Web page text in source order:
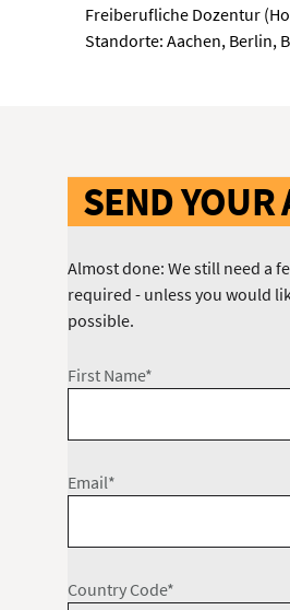
Freiberufliche Dozentur
Standorte: Aachen, Berlin,
SEND
Almost done: We still need a
required - unless you would
possible.
First Name*
Email*
Country Code*